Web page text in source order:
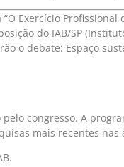
Exercício
do IAB/SP
o debate: Espaço
congresso. A
mais recentes